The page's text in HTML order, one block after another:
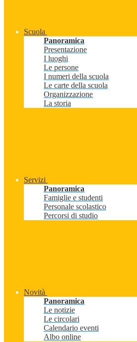
Scuola
Panoramica
Presentazione
I luoghi
Le persone
I numeri della scuola
Le carte della scuola
Organizzazione
La storia
Servizi
Panoramica
Famiglie e studenti
Personale scolastico
Percorsi di studio
Novità
Panoramica
Le notizie
Le circolari
Calendario eventi
Albo online